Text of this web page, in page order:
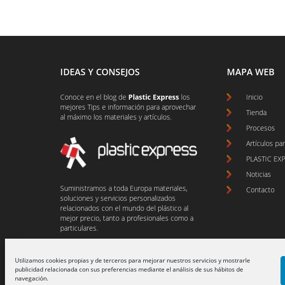
Utilizamos cookies propias y de terceros para mejorar nuestros servicios y mostrarle
publicidad relacionada con sus preferencias mediante el análisis de sus hábitos de
navegación.
IDEAS Y CONSEJOS
Conoce en el blogde Plastic Expresslos
mejores Tips e información para aprovechar
al máximo los materiales y artículos.
Suministramos a toda Europa materiales,
soluciones y servicios personalizados
relacionados con el mundo del plástico al
mejor precio, tanto a profesionales como a
particulares.
MAPA WEB
Inicio
Tienda
Procesos
Artículos
PLASTIC
Noticias
Contacto